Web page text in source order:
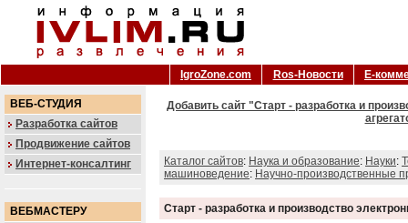
IgroZone.com Ros-Новости Е-
ВЕБ-СТУДИЯ
Разработка сайтов
Продвижение сайтов
Интернет-консалтинг
ВЕБМАСТЕРУ
Добавить сайт "Старт - разработка и
Каталог сайтов: Наука и образование: Науки:
машиноведение: Научно-производственные
Старт - разработка и производство